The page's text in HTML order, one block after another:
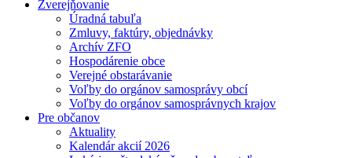
Zverejňovanie
Úradná tabuľa
Zmluvy, faktúry, objednávky
Archív ZFO
Hospodárenie obce
Verejné obstarávanie
Voľby do orgánov samosprávy obcí
Voľby do orgánov samosprávnych krajov
Pre občanov
Aktuality
Kalendár akcií 2026